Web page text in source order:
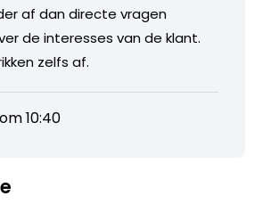
af dan directe vragen
de interesses van de klant.
zelfs af.
10:40